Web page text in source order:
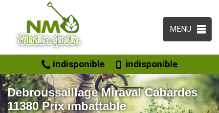
MENU
indisponible indisponible
Debroussaillage Miraval Cabardes
11380 Prix imbattable